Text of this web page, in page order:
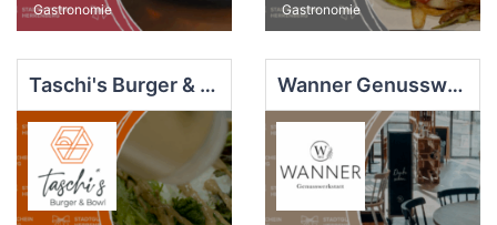
Gastronomie Gastronomie
Taschi's Burger & Bowl Wanner Genusswerkstatt